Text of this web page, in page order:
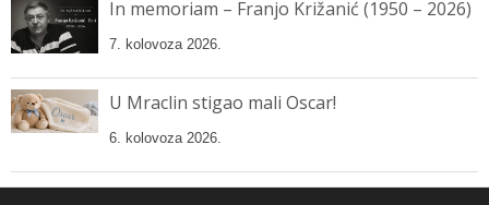
In memoriam – Franjo Križanić (1950 – 2026)
7. kolovoza 2026.
U Mraclin stigao mali Oscar!
6. kolovoza 2026.